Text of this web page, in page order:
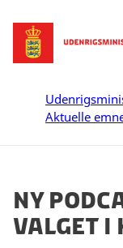
Gå til forsiden
Aktuelle
Ny
valget i